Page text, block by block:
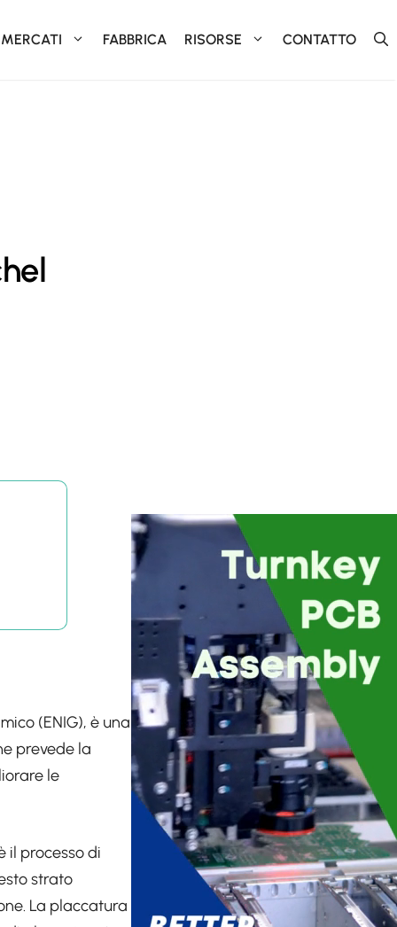
MERCATI FABBRICA RISORSE CONTATTO
(ENIG), è una
prevede la
le
il processo di
strato
La placcatura